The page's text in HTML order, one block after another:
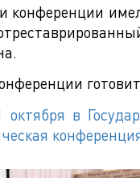
конференции
октября в